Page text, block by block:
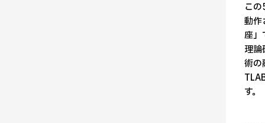
こ
動作
座」
理
術の
す。